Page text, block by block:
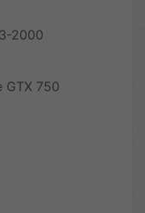
2000
GTX 750